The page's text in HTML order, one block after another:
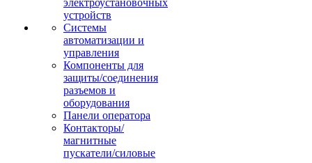
электроустановочных
устройств
Системы
автоматизации и
управления
Компоненты для
защиты/соединения
разъемов и
оборудования
Панели оператора
Контакторы/
магнитные
пускатели/силовые